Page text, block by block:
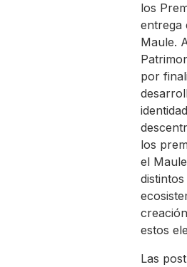
los
entrega
Maule.
por
los
el
estos
Las